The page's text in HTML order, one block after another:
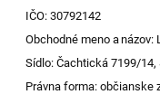
IČO: 30792142
Obchodné meno a názov:
Sídlo: Čachtická 7199/
Právna forma: občianske